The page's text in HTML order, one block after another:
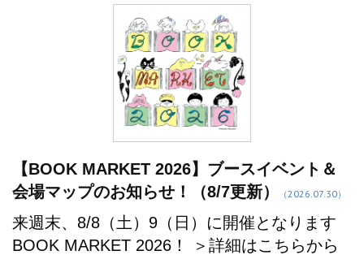
【BOOK MARKET 2026】ブースイベント＆
会場マップのお知らせ！（8/7更新）
（2026.07.30）
来週末、8/8（土）9（日）に開催となります
BOOK MARKET 2026！ ＞詳細はこちらから